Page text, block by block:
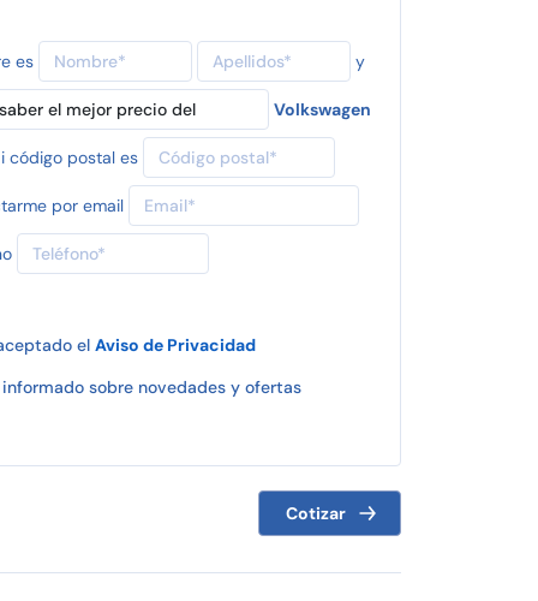
es y
Volkswagen
código postal es
por email
el Aviso de Privacidad
sobre novedades y ofertas
Cotizar